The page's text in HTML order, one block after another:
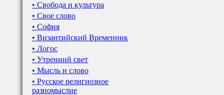
• Свобода и культура
• Свое слово
• София
• Византийский Временник
• Логос
• Утренний свет
• Мысль и слово
• Русское религиозное
разномыслие